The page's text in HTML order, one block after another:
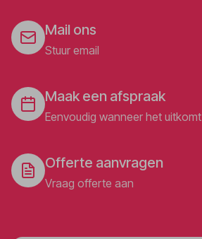
Mail ons
Stuur email
Maak een afspraak
Eenvoudig wanneer het uitkomt
Offerte aanvragen
Vraag offerte aan